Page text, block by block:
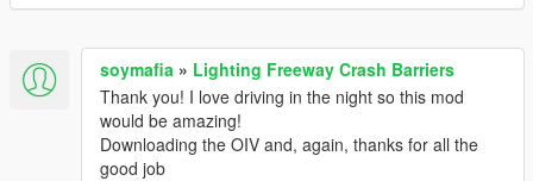
soymafia » Lighting Freeway Crash Barriers
Thank you! I love driving in the night so this mod
would be amazing!
Downloading the OIV and, again, thanks for all the
good job